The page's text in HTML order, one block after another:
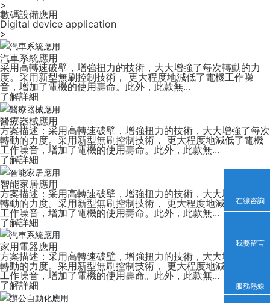
>
數碼設備應用
Digital device application
>
汽車系統應用
采用高轉速破壁，增強扭力的技術，大大增強了每次轉動的力
度。采用新型無刷控制技術， 更大程度地減低了電機工作噪
音，增加了電機的使用壽命。此外，此款無...
了解詳細
醫療器械應用
方案描述：采用高轉速破壁，增強扭力的技術，大大增強了每次
轉動的力度。采用新型無刷控制技術， 更大程度地減低了電機
工作噪音，增加了電機的使用壽命。此外，此款無...
了解詳細
智能家居應用
方案描述：采用高轉速破壁，增強扭力的技術，大大增強了每次
轉動的力度。采用新型無刷控制技術， 更大程度地減低了電機
工作噪音，增加了電機的使用壽命。此外，此款無...
了解詳細
家用電器應用
方案描述：采用高轉速破壁，增強扭力的技術，大大增強了每次
轉動的力度。采用新型無刷控制技術， 更大程度地減低了電機
工作噪音，增加了電機的使用壽命。此外，此款無...
了解詳細
在線咨詢
我要留言
服務熱線